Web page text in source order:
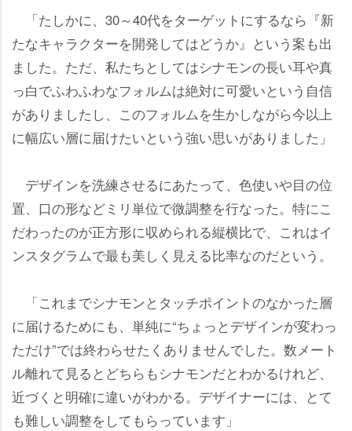
「たしかに、30～40代をターゲットにするなら『新
たなキャラクターを開発してはどうか』という案も出
ました。ただ、私たちとしてはシナモンの長い耳や真
っ白でふわふわなフォルムは絶対に可愛いという自信
がありましたし、このフォルムを生かしながら今以上
に幅広い層に届けたいという強い思いがありました」
デザインを洗練させるにあたって、色使いや目の位
置、口の形などミリ単位で微調整を行なった。特にこ
だわったのが正方形に収められる縦横比で、これはイ
ンスタグラムで最も美しく見える比率なのだという。
「これまでシナモンとタッチポイントのなかった層
に届けるためにも、単純に“ちょっとデザインが変わっ
ただけ”では終わらせたくありませんでした。数メート
ル離れて見るとどちらもシナモンだとわかるけれど、
近づくと明確に違いがわかる。デザイナーには、とて
も難しい調整をしてもらっています」